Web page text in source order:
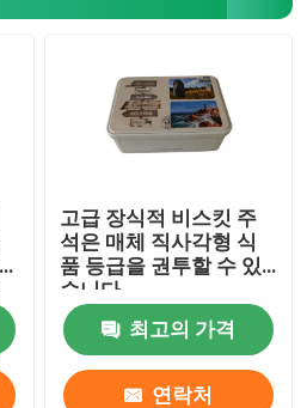
고급 장식적 비스킷 주
석은 매체 직사각형 식
품 등급을 권투할 수 있
습니다
최고의 가격
연락처